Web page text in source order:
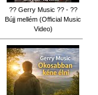
?? Gerry Music ?? - ??
Bújj mellém (Official Music
Video)